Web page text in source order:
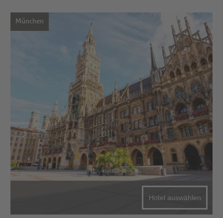
München
Hotel auswählen